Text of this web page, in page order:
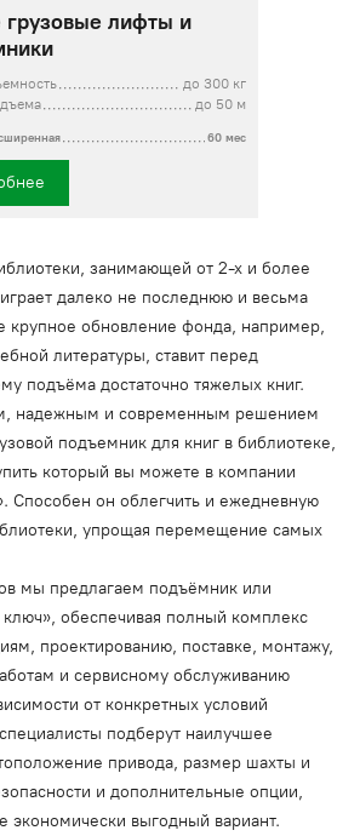
лифты и
до 300 кг
до 50 м
60 мес
занимающей от 2-х и более
далеко не последнюю и весьма
крупное обновление фонда, например,
литературы, ставит перед
подъёма достаточно тяжелых книг.
надежным и современным решением
подъемник для книг в библиотеке,
который вы можете в компании
он облегчить и ежедневную
упрощая перемещение самых
мы предлагаем подъёмник или
обеспечивая полный комплекс
проектированию, поставке, монтажу,
и сервисному обслуживанию
от конкретных условий
подберут наилучшее
привода, размер шахты и
и дополнительные опции,
экономически выгодный вариант.